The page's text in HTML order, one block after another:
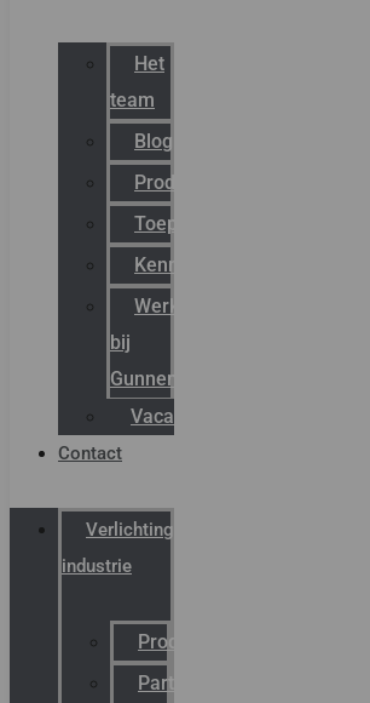
Het
team
Blog
Productnieuws
Toepassingen
Kenniscentrum
Werken
bij
Gunneman
Vacatures
Contact
Verlichting
industrie
Productcatalogus
Partner